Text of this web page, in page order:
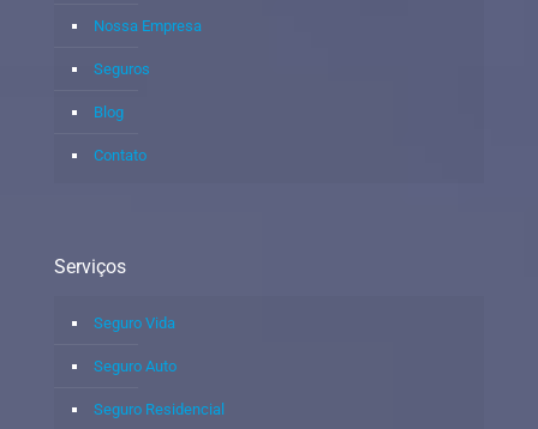
Nossa Empresa
Seguros
Blog
Contato
Serviços
Seguro Vida
Seguro Auto
Seguro Residencial